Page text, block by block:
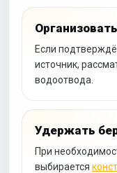
Если
источник,
водоотвода.
Удержать
При
выбирается